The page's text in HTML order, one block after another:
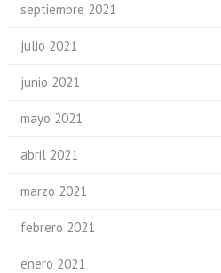
septiembre 2021
julio 2021
junio 2021
mayo 2021
abril 2021
marzo 2021
febrero 2021
enero 2021